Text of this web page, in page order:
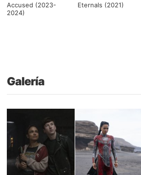
Accused (2023-
2024)
Eternals (2021)
Galería